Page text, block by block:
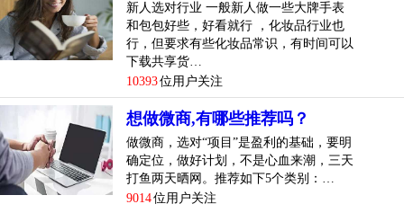
新人选对行业 一般新人做一些大牌手表
和包包好些，好看就行 ，化妆品行业也
行，但要求有些化妆品常识，有时间可以
下载共享货…
10393位用户关注
想做微商,有哪些推荐吗？
做微商，选对“项目”是盈利的基础，要明
确定位，做好计划，不是心血来潮，三天
打鱼两天晒网。推荐如下5个类别：…
9014位用户关注